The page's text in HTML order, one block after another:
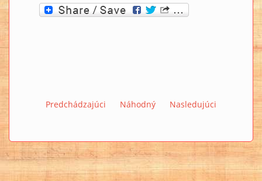
Predchádzajúci Náhodný Nasledujúci